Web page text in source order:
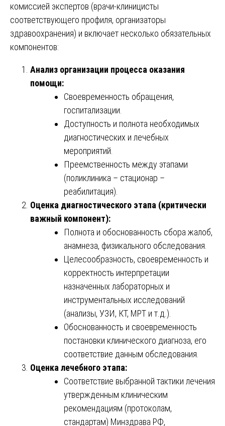
комиссией экспертов (врачи-клиницисты
соответствующего профиля, организаторы
здравоохранения) и включает несколько обязательных
компонентов:
Анализ организации процесса оказания
помощи:
Своевременность обращения,
госпитализации.
Доступность и полнота необходимых
диагностических и лечебных
мероприятий.
Преемственность между этапами
(поликлиника – стационар –
реабилитация).
Оценка диагностического этапа (критически
важный компонент):
Полнота и обоснованность сбора жалоб,
анамнеза, физикального обследования.
Целесообразность, своевременность и
корректность интерпретации
назначенных лабораторных и
инструментальных исследований
(анализы, УЗИ, КТ, МРТ и т.д.).
Обоснованность и своевременность
постановки клинического диагноза, его
соответствие данным обследования.
Оценка лечебного этапа:
Соответствие выбранной тактики лечения
утвержденным клиническим
рекомендациям (протоколам,
стандартам) Минздрава РФ,